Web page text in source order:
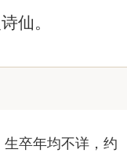
仙。
卒年均不详，约